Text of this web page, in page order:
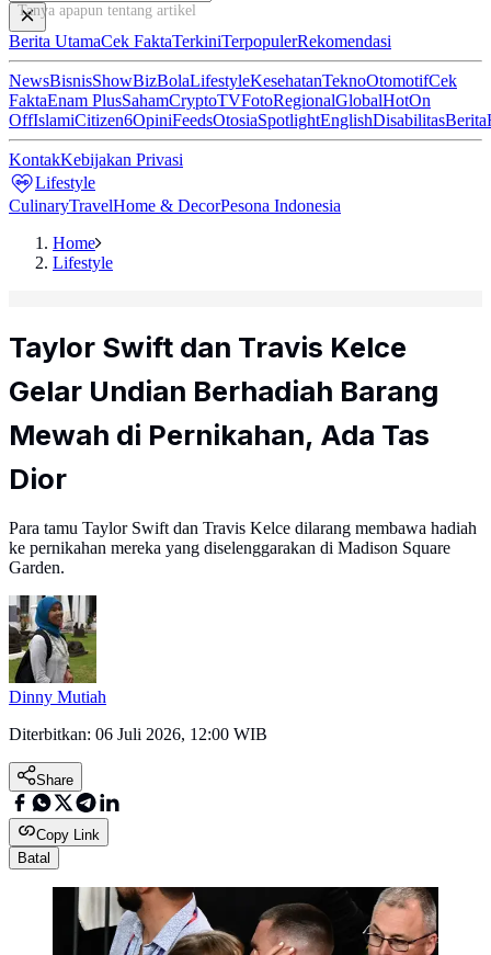
Tanya apapun tentang artikel ini...
Berita UtamaCek FaktaTerkiniTerpopulerRekomendasi
NewsBisnisShowBizBolaLifestyleKesehatanTeknoOtomotifCek
FaktaEnam PlusSahamCryptoTVFotoRegionalGlobalHotOn
OffIslamiCitizen6OpiniFeedsOtosiaSpotlightEnglishDisabilitasBerita
KontakKebijakan Privasi
Lifestyle
CulinaryTravelHome & DecorPesona Indonesia
Home
Lifestyle
Taylor Swift dan Travis Kelce
Gelar Undian Berhadiah Barang
Mewah di Pernikahan, Ada Tas
Dior
Para tamu Taylor Swift dan Travis Kelce dilarang membawa hadiah
ke pernikahan mereka yang diselenggarakan di Madison Square
Garden.
Dinny Mutiah
Diterbitkan: 06 Juli 2026, 12:00 WIB
Share
Copy Link
Batal